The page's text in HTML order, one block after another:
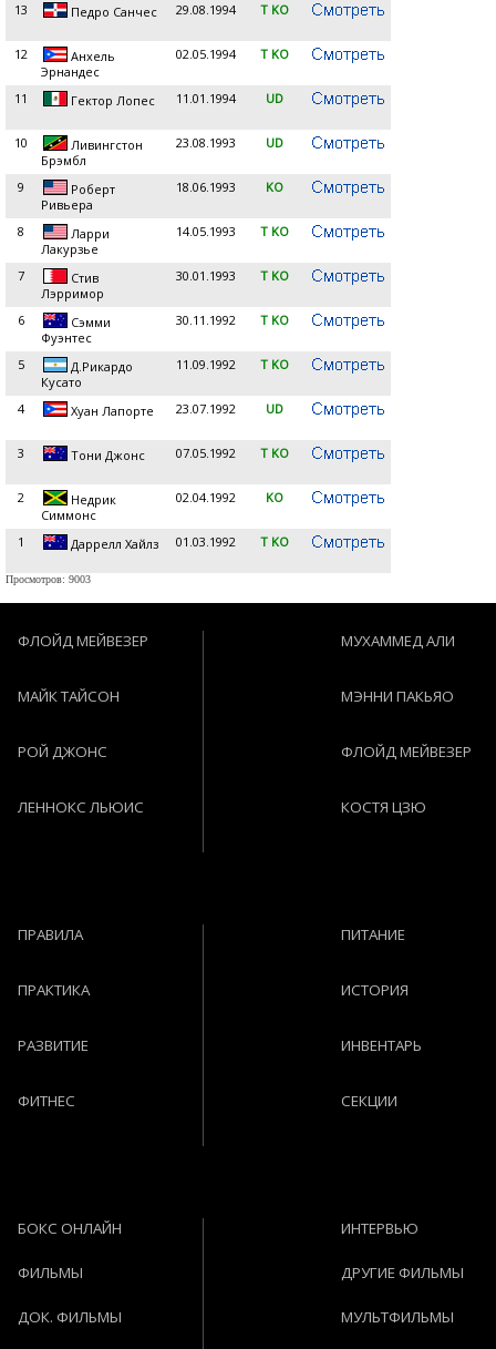
13 Педро Санчес 29.08.1994 T KO
12
Анхель
Эрнандес
02.05.1994 T KO
11 Гектор Лопес 11.01.1994 UD
10
Ливингстон
Брэмбл
23.08.1993 UD
9
Роберт
Ривьера
18.06.1993 KO
8
Ларри
Лакурзье
14.05.1993 T KO
7
Стив
Лэрримор
30.01.1993 T KO
6
Сэмми
Фуэнтес
30.11.1992 T KO
5
Д.Рикардо
Кусато
11.09.1992 T KO
4 Хуан Лапорте 23.07.1992 UD
3 Тони Джонс 07.05.1992 T KO
2
Недрик
Симмонс
02.04.1992 KO
1 Даррелл Хайлз 01.03.1992 T KO
Просмотров: 9003
ФЛОЙД МЕЙВЕЗЕР
МАЙК ТАЙСОН
РОЙ ДЖОНС
ЛЕННОКС ЛЬЮИС
МУХАММЕД АЛИ
МЭННИ ПАКЬЯО
ФЛОЙД МЕЙВЕЗЕР
КОСТЯ ЦЗЮ
ПРАВИЛА
ПРАКТИКА
РАЗВИТИЕ
ФИТНЕС
ПИТАНИЕ
ИСТОРИЯ
ИНВЕНТАРЬ
СЕКЦИИ
БОКС ОНЛАЙН
ФИЛЬМЫ
ДОК. ФИЛЬМЫ
ИНТЕРВЬЮ
ДРУГИЕ ФИЛЬМЫ
МУЛЬТФИЛЬМЫ